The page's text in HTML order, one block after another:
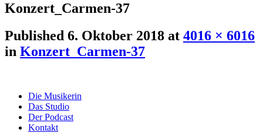
Konzert_Carmen-37
Published 6. Oktober 2018 at 4016 × 6016
in Konzert_Carmen-37
Die Musikerin
Das Studio
Der Podcast
Kontakt